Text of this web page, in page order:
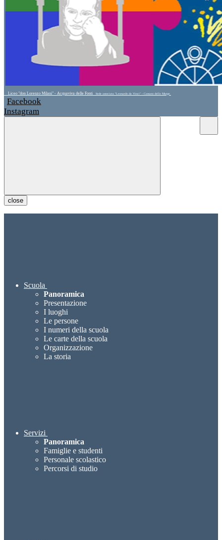
Liceo "don Lorenzo Milani" - Acquaviva delle Fonti Sede associata "Leonardo da Vinci" - Cassano delle Murge
Facebook
Instagram
close
Scuola
Panoramica
Presentazione
I luoghi
Le persone
I numeri della scuola
Le carte della scuola
Organizzazione
La storia
Servizi
Panoramica
Famiglie e studenti
Personale scolastico
Percorsi di studio